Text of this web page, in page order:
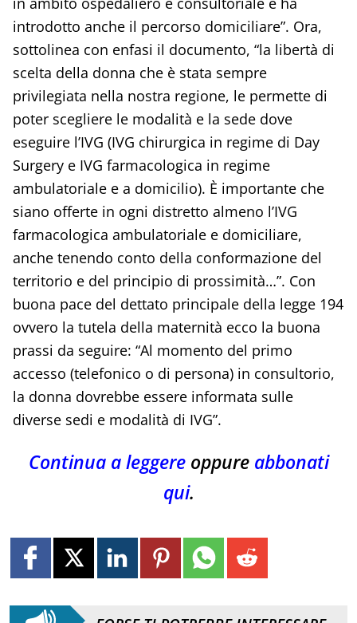
introdotto anche il percorso domiciliare”. Ora,
sottolinea con enfasi il documento, “la libertà di
scelta della donna che è stata sempre
privilegiata nella nostra regione, le permette di
poter scegliere le modalità e la sede dove
eseguire l’IVG (IVG chirurgica in regime di Day
Surgery e IVG farmacologica in regime
ambulatoriale e a domicilio). È importante che
siano offerte in ogni distretto almeno l’IVG
farmacologica ambulatoriale e domiciliare,
anche tenendo conto della conformazione del
territorio e del principio di prossimità…”. Con
buona pace del dettato principale della legge 194
ovvero la tutela della maternità ecco la buona
prassi da seguire: “Al momento del primo
accesso (telefonico o di persona) in consultorio,
la donna dovrebbe essere informata sulle
diverse sedi e modalità di IVG”.
Continua a leggereoppure abbonati
qui.